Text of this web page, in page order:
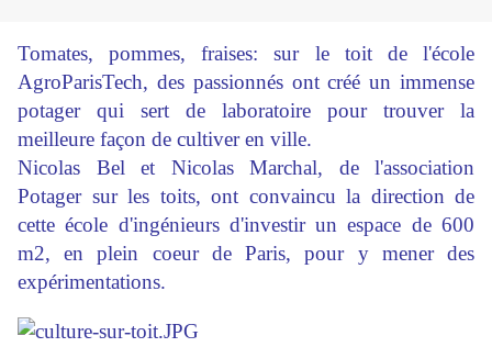
Tomates, pommes, fraises: sur le toit de l'école
AgroParisTech, des passionnés ont créé un immense
potager qui sert de laboratoire pour trouver la
meilleure façon de cultiver en ville.
Nicolas Bel et Nicolas Marchal, de l'association
Potager sur les toits, ont convaincu la direction de
cette école d'ingénieurs d'investir un espace de 600
m2, en plein coeur de Paris, pour y mener des
expérimentations.